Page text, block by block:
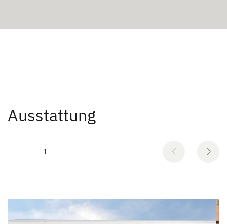
Ausstattung
1